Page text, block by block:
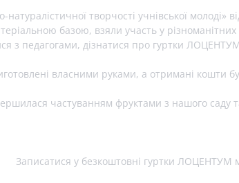
творчості учнівської молоді»
базою, взяли участь у
з педагогами, дізнатися про гуртки
власними руками, а отримані кошти
частуванням фруктами з нашого
Записатися у безкоштовні гуртки ЛОЦЕНТУМ